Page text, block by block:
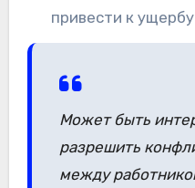
привести к
Может быть
разрешить
между